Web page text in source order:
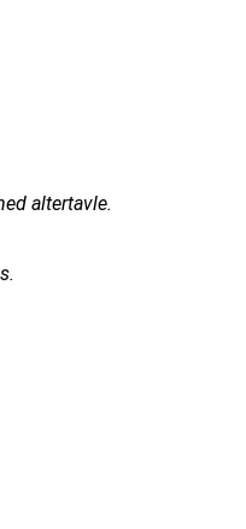
altertavle.